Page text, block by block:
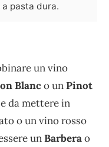
pasta dura.
un vino
Blanco unPinot
da mettere in
o un vino rosso
unBarberao